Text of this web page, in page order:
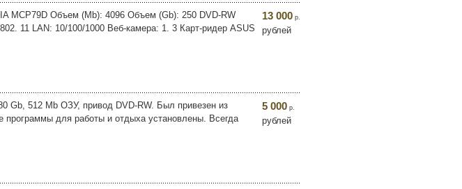
MCP79D Объем (Mb): 4096 Объем (Gb): 250 DVD-RW
11 LAN: 10/100/1000 Веб-камера: 1. 3 Карт-ридер ASUS
13 000 р.
рублей
Gb, 512 Mb ОЗУ, привод DVD-RW. Был привезен из
для работы и отдыха установлены. Всегда
5 000 р.
рублей